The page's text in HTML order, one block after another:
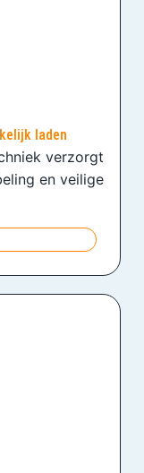
laden
verzorgt
en veilige